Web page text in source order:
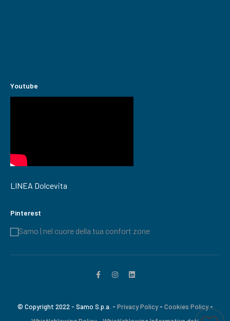
Youtube
LINEA Dolcevita
Pinterest
Samo | nel cuore della tua confort zone
© Copyright 2022 - Samo S.p.a. - Privacy Policy- Cookies Policy-